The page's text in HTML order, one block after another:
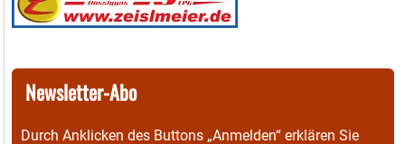
Newsletter-Abo
Durch Anklicken des Buttons „Anmelden“ erklären Sie